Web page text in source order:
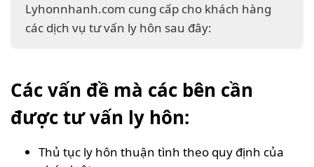
Lyhonnhanh.com cung cấp cho khách hàng
các dịch vụ tư vấn ly hôn sau đây:
Các vấn đề mà các bên cần
được tư vấn ly hôn:
Thủ tục ly hôn thuận tình theo quy định của